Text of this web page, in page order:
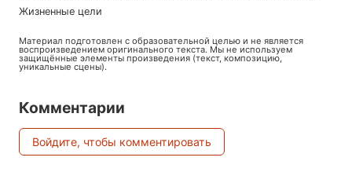
жизненные цели
Материал подготовлен с образовательной целью и не является
воспроизведением оригинального текста. Мы не используем
защищённые элементы произведения (текст, композицию,
уникальные сцены).
Комментарии
Войдите, чтобы комментировать